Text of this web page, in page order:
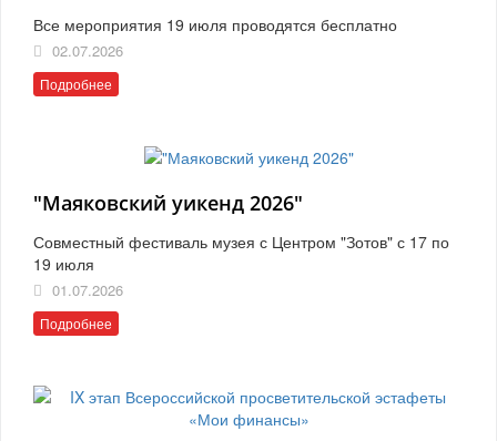
Все мероприятия 19 июля проводятся бесплатно
02.07.2026
Подробнее
"Маяковский уикенд 2026"
Совместный фестиваль музея с Центром "Зотов" с 17 по
19 июля
01.07.2026
Подробнее